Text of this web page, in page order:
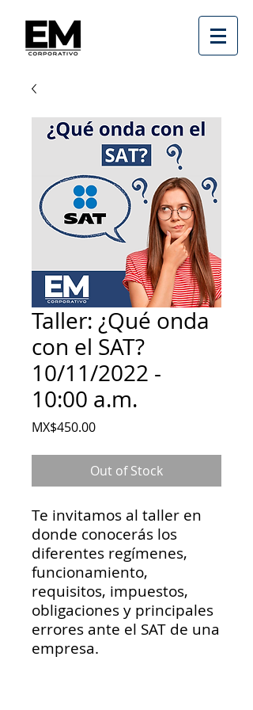
Taller: ¿Qué onda
con el SAT?
10/11/2022 -
10:00 a.m.
MX$450.00Price
Out of Stock
Te invitamos al taller en
donde conocerás los
diferentes regímenes,
funcionamiento,
requisitos, impuestos,
obligaciones y principales
errores ante el SAT de una
empresa.